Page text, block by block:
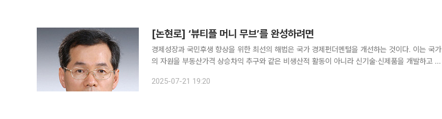
[논현로] ‘뷰티플 머니 무브’를 완성하려면
경제성장과 국민후생 향상을 위한 최선의 해법은 국가 경제펀더멘털을 개선하는 것이다. 이는 국가
의 자원을 부동산가격 상승차익 추구와 같은 비생산적 활동이 아니라 신기술·신제품을 개발하고 국
의적 개혁 이후 국내 경제주체들의 투자 행태를 보면, 대체로 후자보다는 전자
2025-07-21 19:20